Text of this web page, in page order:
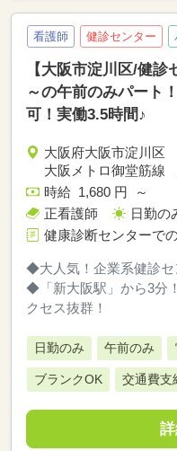
看護師 健診センター
【大阪市淀川区/健
～の午前のみパート
可！実働3.5時間♪
大阪府大阪市淀川区
大阪メトロ御堂筋
時給 1,680 円 ～
正看護師
日勤の
健康診断センターで
◆大人気！企業系健診セ
◆「新大阪駅」から3分
クセス抜群！
日勤のみ 午前のみ
ブランクOK 交通費支